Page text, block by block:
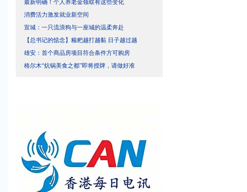
· 最新明确！个人养老金领取有这些变化
· 消费活力激发就业新空间
· 宣城：一只流浪狗与一座城的温柔奔赴
·
【总书记的惦念】糍粑越打越黏 日子越过越
· 雄安：首个商品房项目符合条件方可购房
· 格尔木“炕锅美食之都”即将授牌，请做好准